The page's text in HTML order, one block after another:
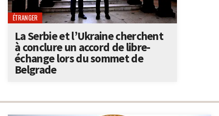
ÉTRANGER
La Serbie et l’Ukraine cherchent
à conclure un accord de libre-
échange lors du sommet de
Belgrade